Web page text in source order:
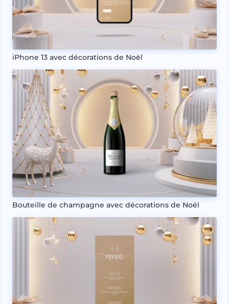
iPhone 13 avec décorations de Noël
Bouteille de champagne avec décorations de Noël